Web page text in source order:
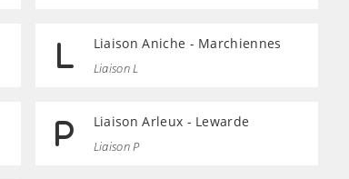
Liaison Aniche - Marchiennes
Liaison L
Liaison Arleux - Lewarde
Liaison P